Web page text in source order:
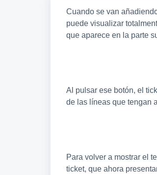
Cuando se van
puede visualizar
que aparece en la parte
Al pulsar ese botón, el
de las líneas que tengan
Para volver a mostrar el
ticket, que ahora